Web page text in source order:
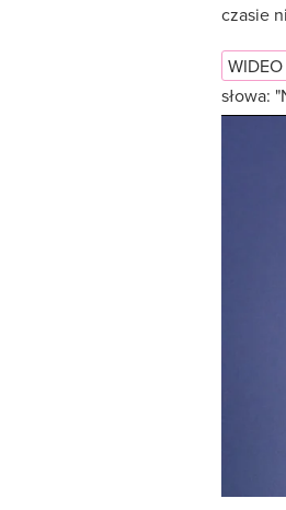
czasie
WIDEO
słowa: